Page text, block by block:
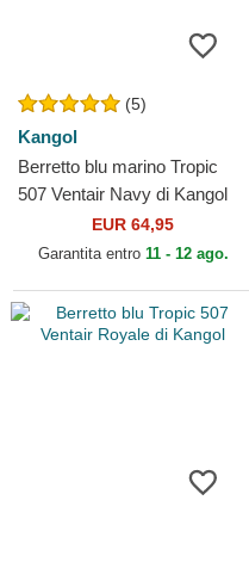
(5)
Kangol
Berretto blu marino Tropic
507 Ventair Navy di Kangol
EUR 64,95
Garantita entro 11 - 12 ago.